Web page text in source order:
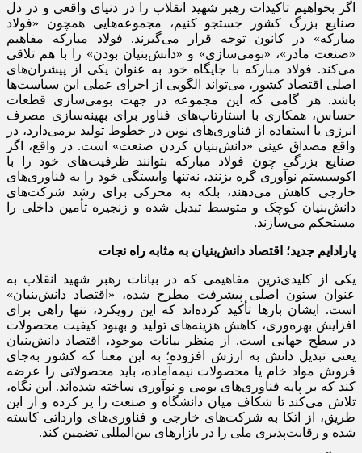
اگر بخواهیم تاکیدات رهبر شهید انقلاب را در دنیای واقعی و در دل
صنایع بزرگ کشور جستجو کنیم، مجموعه‌هایی همچون «فولاد
مبارکه» در کانون توجه قرار می‌گیرند. فولاد مبارکه مفاهیم
«صنعت مادر»، «بومی‌سازی» و «دانش‌بنیان بودن» را با هم تلاقی
می‌کند. فولاد مبارکه با جایگاه خود به عنوان یکی از پیشران‌های
اصلی اقتصاد کشور، می‌تواند الگویی از اجرای عملی این سیاست‌ها
باشد. هر گامی که این مجموعه در جهت بومی‌سازی قطعات
حساس، همکاری با استارتاپ‌های فناور برای بهینه‌سازی مصرف
انرژی یا استفاده از فناوری‌های نوین در خطوط تولید برمی‌دارد، در
واقع مصداق عینی «دانش‌بنیان کردن صنعت» است. در واقع، اگر
صنایع بزرگی چون فولاد مبارکه بتوانند ظرفیت‌های خود را با
اکوسیستم نوآوری گره بزنند، نه‌تنها وابستگی خود را به فناوری‌های
خارجی کاهش می‌دهند، بلکه به محرکی برای رشد شرکت‌های
دانش‌بنیان کوچک و متوسط تبدیل شده و زنجیره تأمین داخلی را
مستحکم می‌سازند.
پارادایم جدید؛ اقتصاد دانش‌بنیان به مثابه راه نجات
یکی از کلیدی‌ترین مفاهیمی که در بیانات رهبر شهید انقلاب به
عنوان ستون اصلی پیشرفت مطرح شده، «اقتصاد دانش‌بنیان»
است. ایشان بارها تأکید کرده‌اند که این رویکرد، تنها راهی برای
افزایش بهره‌وری، کاهش هزینه‌های تولید و بهبود کیفیت محصولات
در سطح جهانی است. از منظر بیانات موجود، اقتصاد دانش‌بنیان
یعنی تبدیل دانش به ارزش افزوده؛ به این معنا که کشور به‌جای
فروش مواد خام یا محصولات نیمه‌آماده، باید محصولاتی را عرضه
کند که بر پایه فناوری‌های بومی و نوآوری ساخته شده‌اند. این نگاه،
تلاش می‌کند تا شکاف میان دانشگاه و صنعت را پر کرده و از این
طریق، از اتکا به شرکت‌های خارجی و فناوری‌های وارداتی کاسته
شده و رقابت‌پذیری ملی را در بازارهای بین‌المللی تضمین کند.